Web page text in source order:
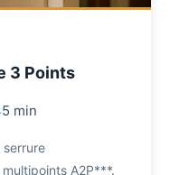
3 Points
min
serrure
A2P***.